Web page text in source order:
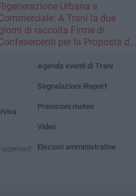
Urbana e
A Trani la due
di raccolta Firme di
per la Proposta di
Agenda eventi di Trani
Segnalazioni iReport
Previsioni meteo
Video
Elezioni amministrative